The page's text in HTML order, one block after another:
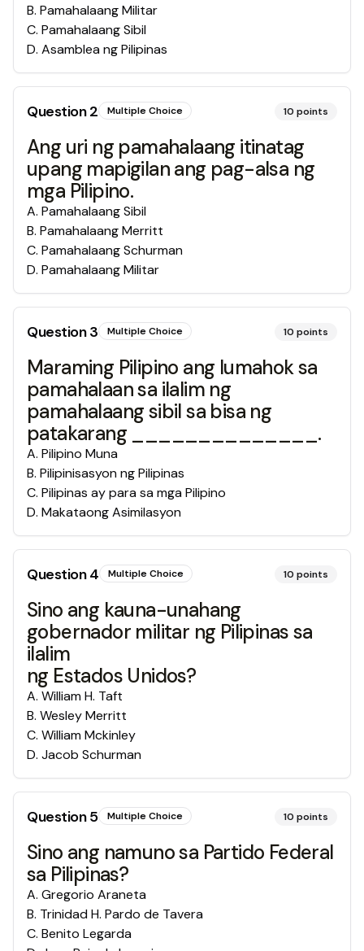
B. Pamahalaang Militar
C. Pamahalaang Sibil
D. Asamblea ng Pilipinas
Question2 Multiple Choice 10 points
Ang uri ng pamahalaang itinatag
upang mapigilan ang pag-alsa ng
mga Pilipino.
A. Pamahalaang Sibil
B. Pamahalaang Merritt
C. Pamahalaang Schurman
D. Pamahalaang Militar
Question3 Multiple Choice 10 points
Maraming Pilipino ang lumahok sa
pamahalaan sa ilalim ng
pamahalaang sibil sa bisa ng
patakarang ______________.
A. Pilipino Muna
B. Pilipinisasyon ng Pilipinas
C. Pilipinas ay para sa mga Pilipino
D. Makataong Asimilasyon
Question4 Multiple Choice 10 points
Sino ang kauna-unahang
gobernador militar ng Pilipinas sa
ilalim
ng Estados Unidos?
A. William H. Taft
B. Wesley Merritt
C. William Mckinley
D. Jacob Schurman
Question5 Multiple Choice 10 points
Sino ang namuno sa Partido Federal
sa Pilipinas?
A. Gregorio Araneta
B. Trinidad H. Pardo de Tavera
C. Benito Legarda